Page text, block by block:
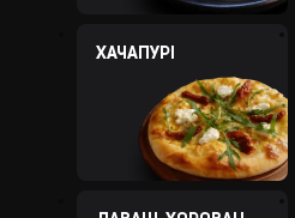
ХАЧАПУРI